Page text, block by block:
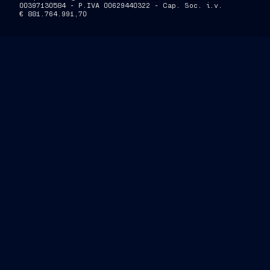
00397130584 - P.IVA 00629440322 - Cap. Soc. i.v.
€ 881.764.991,70